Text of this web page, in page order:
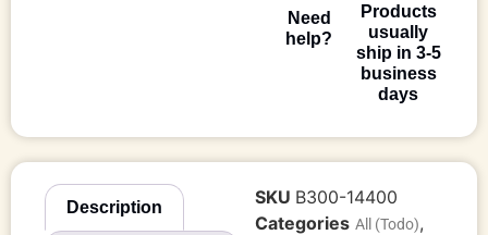
Need
help?
Products
usually
ship in 3-5
business
days
Description SKU B300-14400
Categories All (Todo),